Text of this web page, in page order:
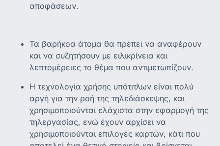
αποφάσεων.
Τα βαρήκοα άτομα θα πρέπει να αναφέρουν
και να συζητήσουν με ειλικρίνεια και
λεπτομέρειες το θέμα που αντιμετωπίζουν.
Η τεχνολογία χρήσης υπότιτλων είναι πολύ
αργή για την ροή της τηλεδιάσκεψης, και
χρησιμοποιούνται ελάχιστα στην εφαρμογή της
τηλεργασίας, ενώ έχουν αρχίσει να
χρησιμοποιούνται επιλογές καρτών, κάτι που